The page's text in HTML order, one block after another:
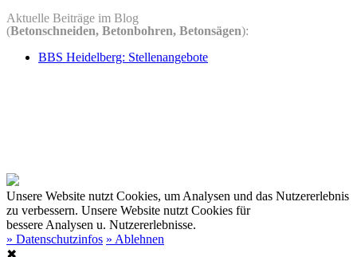
Aktuelle Beiträge im Blog
(Betonschneiden, Betonbohren, Betonsägen):
BBS Heidelberg: Stellenangebote
Unsere Website nutzt Cookies, um Analysen und das Nutzererlebnis
zu verbessern. Unsere Website nutzt Cookies für
bessere Analysen u. Nutzererlebnisse.
» Datenschutzinfos » Ablehnen